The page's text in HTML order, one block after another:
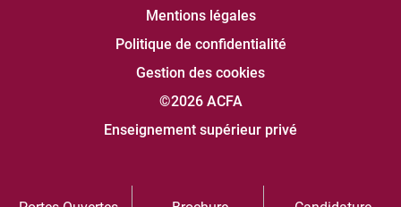
Mentions légales
Politique de confidentialité
Gestion des cookies
©2026 ACFA
Enseignement supérieur privé